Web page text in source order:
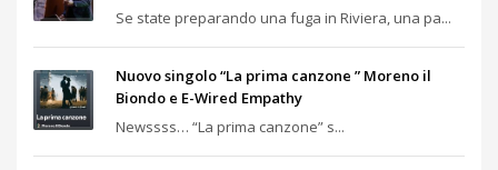
Se state preparando una fuga in Riviera, una pa...
Nuovo singolo “La prima canzone ” Moreno il
Biondo e E-Wired Empathy
Newssss… “La prima canzone” s...